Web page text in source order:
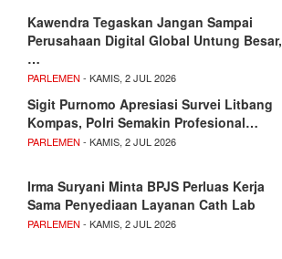
Kawendra Tegaskan Jangan Sampai
Perusahaan Digital Global Untung Besar,
…
PARLEMEN - KAMIS, 2 JUL 2026
Sigit Purnomo Apresiasi Survei Litbang
Kompas, Polri Semakin Profesional…
PARLEMEN - KAMIS, 2 JUL 2026
Irma Suryani Minta BPJS Perluas Kerja
Sama Penyediaan Layanan Cath Lab
PARLEMEN - KAMIS, 2 JUL 2026